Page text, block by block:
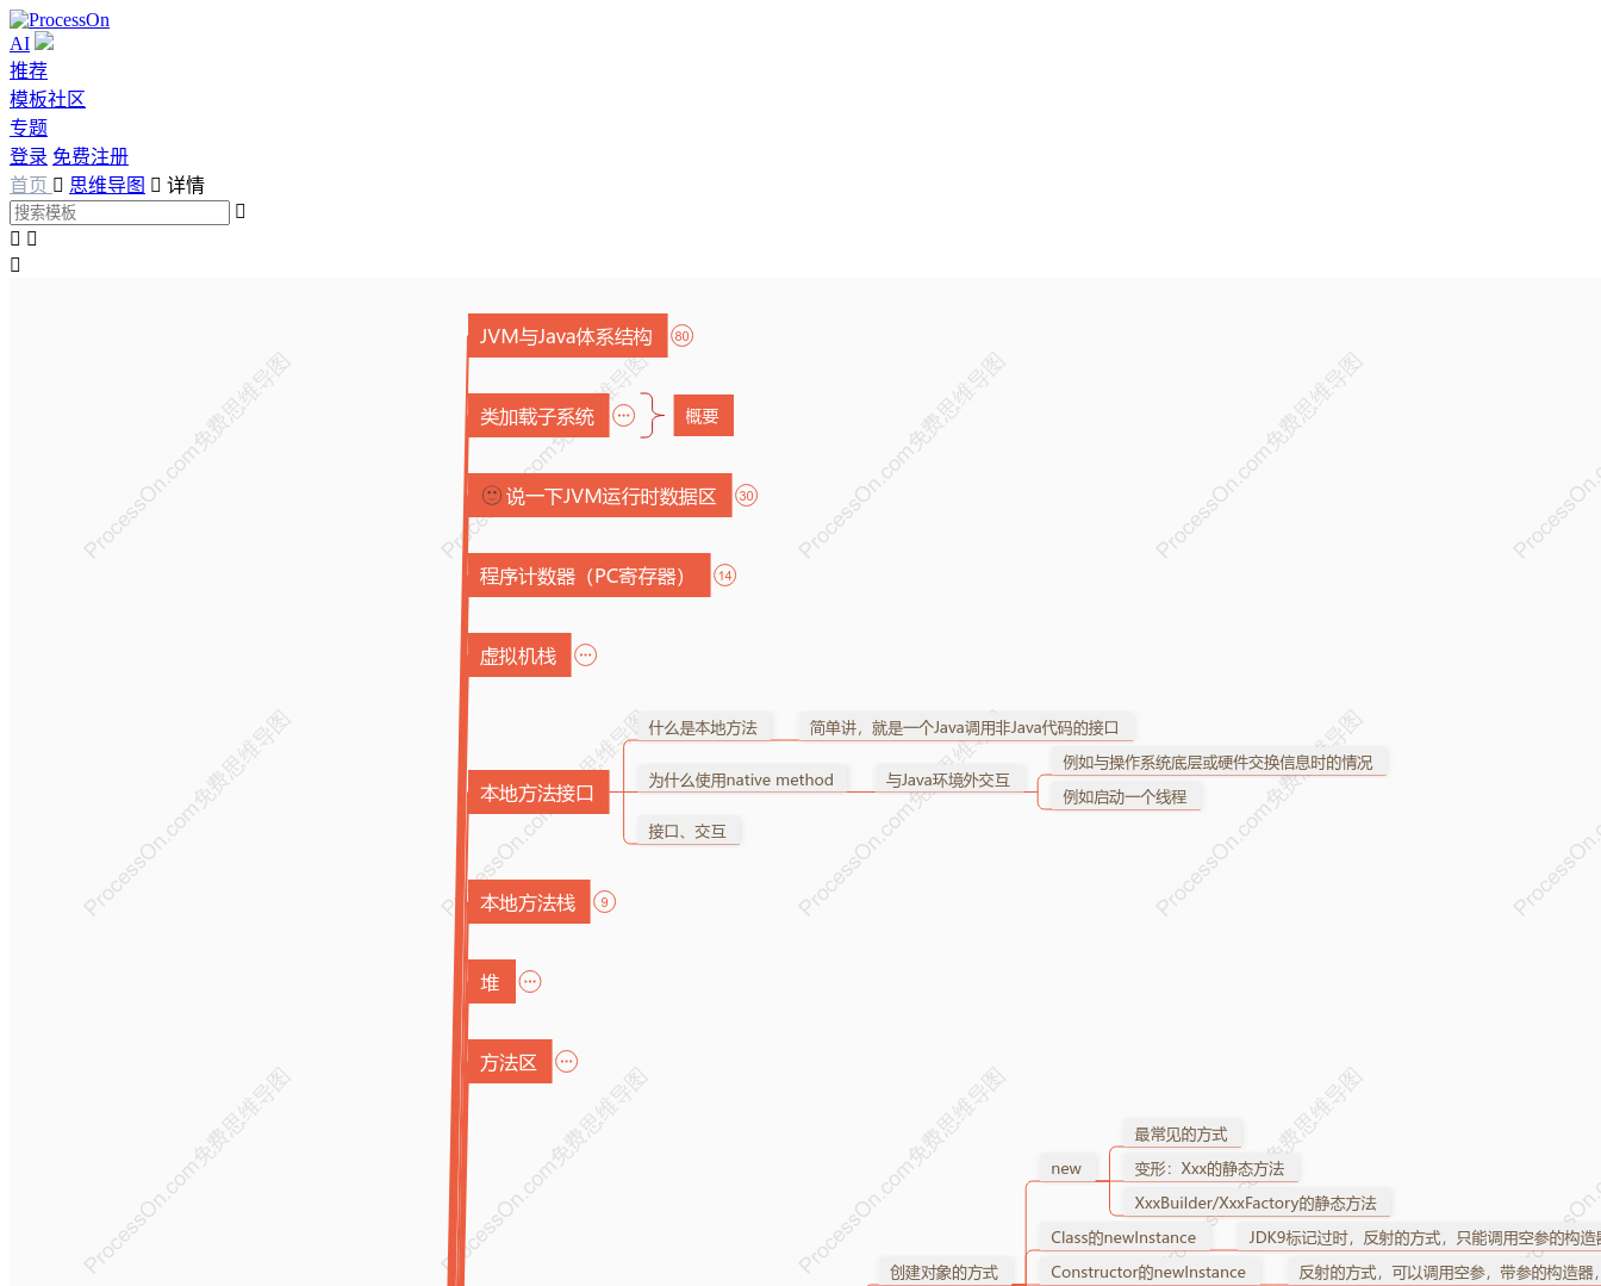
AI
推荐
模板社区
专题
登录 免费注册
首页  思维导图  详情

 
